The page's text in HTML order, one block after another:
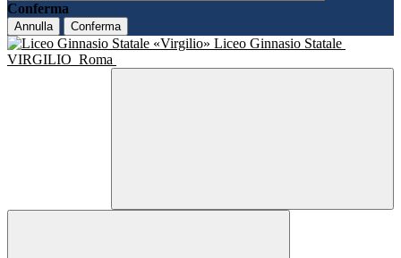
Conferma
Annulla Conferma
Liceo Ginnasio Statale
VIRGILIO Roma